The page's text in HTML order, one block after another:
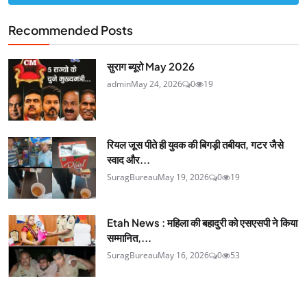
Recommended Posts
सुराग ब्यूरो May 2026
adminMay 24, 2026 0 19
रियल जूस पीते ही युवक की बिगड़ी तबीयत, गटर जैसे
स्वाद और...
SuragBureauMay 19, 2026 0 19
Etah News : महिला की बहादुरी को एसएसपी ने किया
सम्मानित,...
SuragBureauMay 16, 2026 0 53